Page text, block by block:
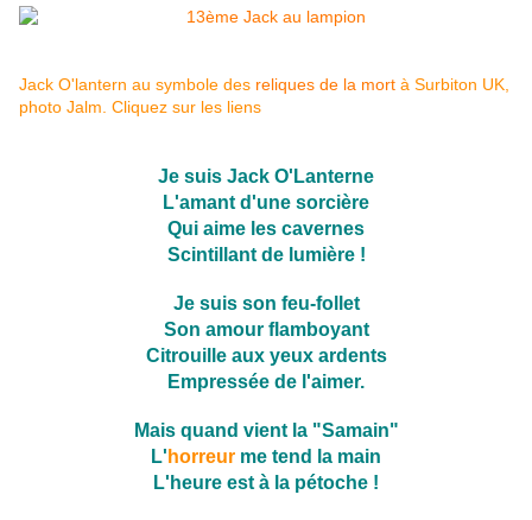
Jack O'lantern au symbole des reliques de la mort à Surbiton UK,
photo Jalm. Cliquez sur les liens
Je suis Jack O'Lanterne
L'amant d'une sorcière
Qui aime les cavernes
Scintillant de lumière !
Je suis son feu-follet
Son amour flamboyant
Citrouille aux yeux ardents
Empressée de l'aimer.
Mais quand vient la "Samain"
L' horreur me tend la main
L'heure est à la pétoche !